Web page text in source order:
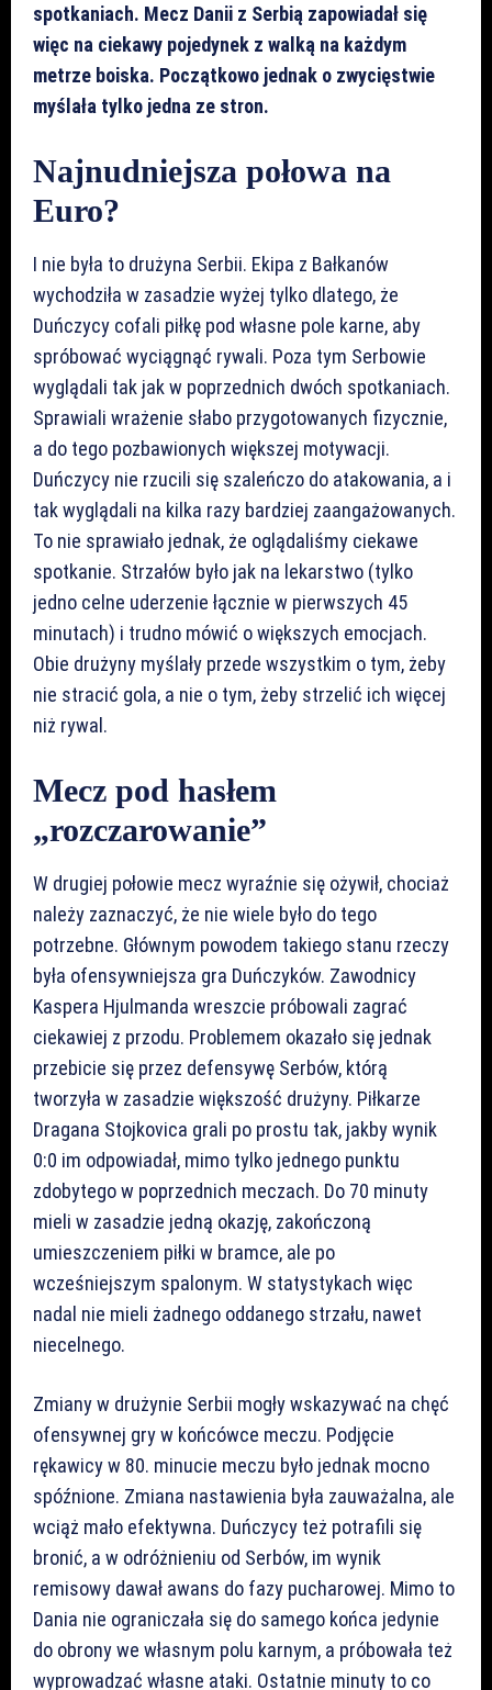
spotkaniach. Mecz Danii z Serbią zapowiadał się
więc na ciekawy pojedynek z walką na każdym
metrze boiska. Początkowo jednak o zwycięstwie
myślała tylko jedna ze stron.
Najnudniejsza połowa na
Euro?
I nie była to drużyna Serbii. Ekipa z Bałkanów
wychodziła w zasadzie wyżej tylko dlatego, że
Duńczycy cofali piłkę pod własne pole karne, aby
spróbować wyciągnąć rywali. Poza tym Serbowie
wyglądali tak jak w poprzednich dwóch spotkaniach.
Sprawiali wrażenie słabo przygotowanych fizycznie,
a do tego pozbawionych większej motywacji.
Duńczycy nie rzucili się szaleńczo do atakowania, a i
tak wyglądali na kilka razy bardziej zaangażowanych.
To nie sprawiało jednak, że oglądaliśmy ciekawe
spotkanie. Strzałów było jak na lekarstwo (tylko
jedno celne uderzenie łącznie w pierwszych 45
minutach) i trudno mówić o większych emocjach.
Obie drużyny myślały przede wszystkim o tym, żeby
nie stracić gola, a nie o tym, żeby strzelić ich więcej
niż rywal.
Mecz pod hasłem
„rozczarowanie”
W drugiej połowie mecz wyraźnie się ożywił, chociaż
należy zaznaczyć, że nie wiele było do tego
potrzebne. Głównym powodem takiego stanu rzeczy
była ofensywniejsza gra Duńczyków. Zawodnicy
Kaspera Hjulmanda wreszcie próbowali zagrać
ciekawiej z przodu. Problemem okazało się jednak
przebicie się przez defensywę Serbów, którą
tworzyła w zasadzie większość drużyny. Piłkarze
Dragana Stojkovica grali po prostu tak, jakby wynik
0:0 im odpowiadał, mimo tylko jednego punktu
zdobytego w poprzednich meczach. Do 70 minuty
mieli w zasadzie jedną okazję, zakończoną
umieszczeniem piłki w bramce, ale po
wcześniejszym spalonym. W statystykach więc
nadal nie mieli żadnego oddanego strzału, nawet
niecelnego.
Zmiany w drużynie Serbii mogły wskazywać na chęć
ofensywnej gry w końcówce meczu. Podjęcie
rękawicy w 80. minucie meczu było jednak mocno
spóźnione. Zmiana nastawienia była zauważalna, ale
wciąż mało efektywna. Duńczycy też potrafili się
bronić, a w odróżnieniu od Serbów, im wynik
remisowy dawał awans do fazy pucharowej. Mimo to
Dania nie ograniczała się do samego końca jedynie
do obrony we własnym polu karnym, a próbowała też
wyprowadzać własne ataki. Ostatnie minuty to co